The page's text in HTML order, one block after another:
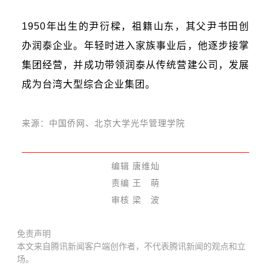
1950年出生的尹衍樑，祖籍山东，其父尹书田创
办润泰企业。年轻时进入家族事业后，他逐步接掌
集团经营，并成功带领润泰从传统营建公司，发展
成为台湾大型综合企业集团。
来源：中国侨网、北京大学光华管理学院
编辑 唐维灿
责编 王 萌
审核 梁 波
免责声明
本文来自腾讯新闻客户端创作者，不代表腾讯新闻的观点和立
场。